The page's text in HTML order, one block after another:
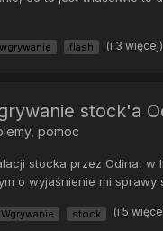
wgrywanie flash (i 3 więcej)
stock'a
pomoc
stocka przez Odina,
o wyjaśnienie mi
Wgrywanie stock (i 5